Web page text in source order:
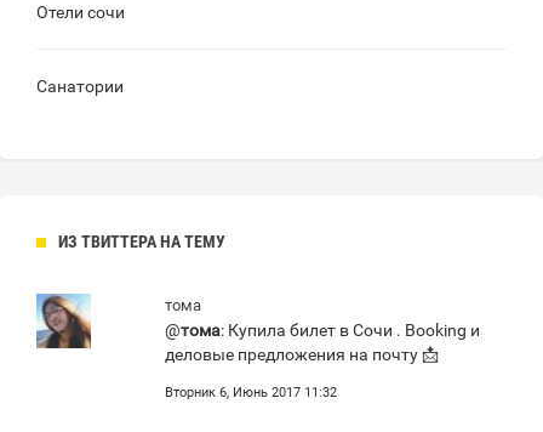
Отели сочи
Санатории
ИЗ ТВИТТЕРА НА ТЕМУ
тома
@тома: Купила билет в Сочи . Booking и
деловые предложения на почту 📩
Вторник 6, Июнь 2017 11:32